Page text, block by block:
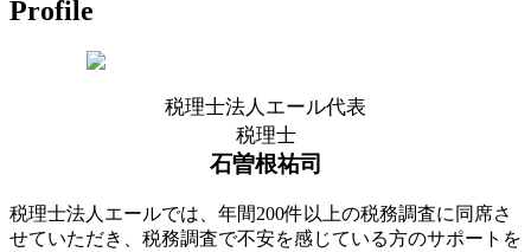
Profile
税理士法人エール代表
税理士
石曽根祐司
税理士法人エールでは、年間200件以上の税務調査に同席さ
せていただき、税務調査で不安を感じている方のサポートを